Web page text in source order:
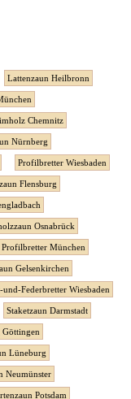
Lattenzaun Heilbronn
Chemnitz
Nürnberg
Profilbretter Wiesbaden
Flensburg
Osnabrück
Profilbretter München
Gelsenkirchen
und-Federbretter Wiesbaden
Staketzaun Darmstadt
Lüneburg
Neumünster
Potsdam